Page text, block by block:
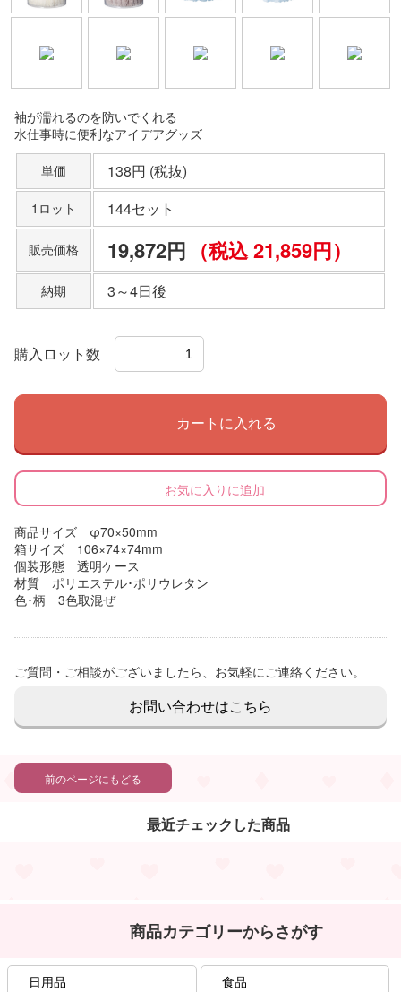
袖が濡れるのを防いでくれる
水仕事時に便利なアイデアグッズ
単価 138円 (税抜)
1ロット 144セット
販売価格 19,872円 （税込 21,859円）
納期 3～4日後
購入ロット数
カートに入れる
お気に入りに追加
商品サイズ φ70×50mm
箱サイズ 106×74×74mm
個装形態 透明ケース
材質 ポリエステル･ポリウレタン
色･柄 3色取混ぜ
ご質問・ご相談がございましたら、お気軽にご連絡ください。
お問い合わせはこちら
前のページにもどる
最近チェックした商品
商品カテゴリーからさがす
日用品 食品